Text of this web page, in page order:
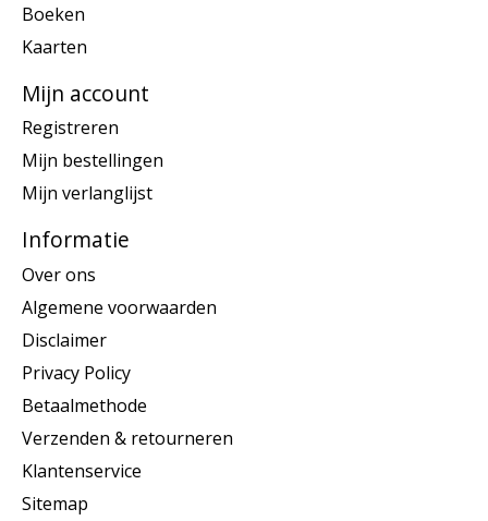
Boeken
Kaarten
Mijn account
Registreren
Mijn bestellingen
Mijn verlanglijst
Informatie
Over ons
Algemene voorwaarden
Disclaimer
Privacy Policy
Betaalmethode
Verzenden & retourneren
Klantenservice
Sitemap